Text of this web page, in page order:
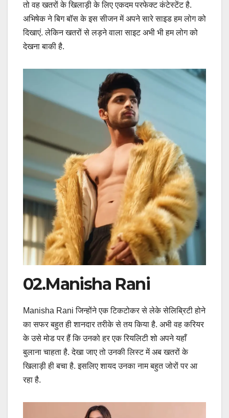
तो वह खतरों के खिलाड़ी के लिए एकदम परफेक्ट कंटेस्टेंट है.
अभिषेक ने बिग बॉस के इस सीजन में अपने सारे साइड हम लोग को
दिखाएं. लेकिन खतरों से लड़ने वाला साइट अभी भी हम लोग को
देखना बाकी है.
02.Manisha Rani
Manisha Rani जिन्होंने एक टिकटोकर से लेके सेलिब्रिटी होने
का सफर बहुत ही शानदार तरीके से तय किया है. अभी वह करियर
के उसे मोड पर हैं कि उनको हर एक रियलिटी शो अपने यहाँ
बुलाना चाहता है. देखा जाए तो उनकी लिस्ट में अब खतरों के
खिलाड़ी ही बचा है. इसलिए शायद उनका नाम बहुत जोरों पर आ
रहा है.